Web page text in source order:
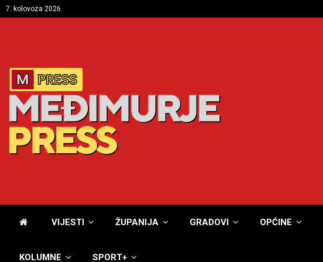
7. kolovoza 2026
VIJESTI ŽUPANIJA GRADOVI OPĆINE
KOLUMNE SPORT+